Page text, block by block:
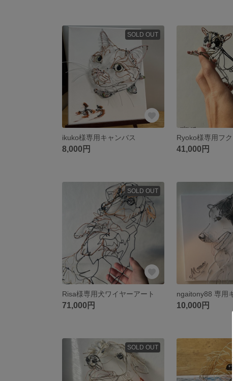
SOLD OUT
ikuko様専用キャンバス
8,000円 41,000円
SOLD OUT
Risa様専用犬ワイヤーアート
71,000円
ngaitony88 専用
10,000円
SOLD OUT